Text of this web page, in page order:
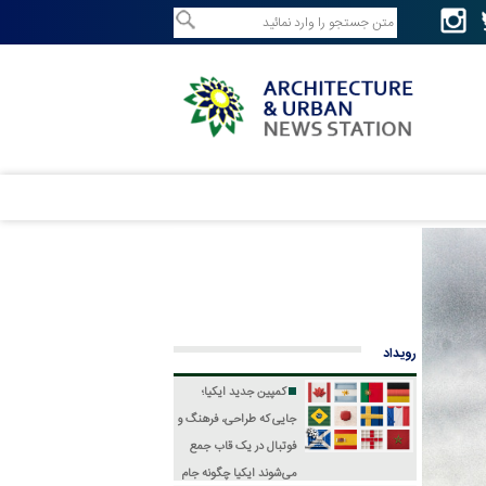
رویداد
کمپین جدید ایکیا؛
جایی که طراحی، فرهنگ و
فوتبال در یک قاب جمع
می‌شوندایکیا چگونه جام